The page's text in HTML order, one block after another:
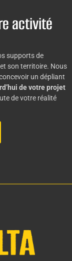
activité
supports de
son territoire. Nous
un dépliant
de votre projet
de votre réalité